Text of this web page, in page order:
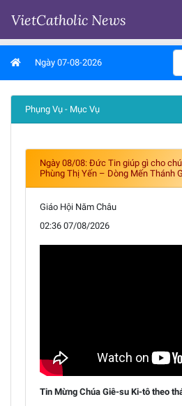
VietCatholic News
Ngày 07-08-2026
Phụng Vụ - Mục Vụ
Ngày 08/08: Đức Tin giúp gì cho
Phùng Thị Yến – Dòng Mến Thánh
Giáo Hội Năm Châu
02:36 07/08/2026
Tin Mừng Chúa Giê-su Ki-tô theo